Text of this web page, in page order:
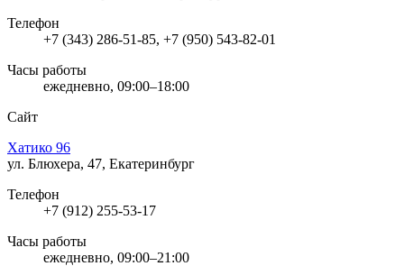
Телефон
+7 (343) 286-51-85, +7 (950) 543-82-01
Часы работы
ежедневно, 09:00–18:00
Сайт
Хатико 96
ул. Блюхера, 47, Екатеринбург
Телефон
+7 (912) 255-53-17
Часы работы
ежедневно, 09:00–21:00